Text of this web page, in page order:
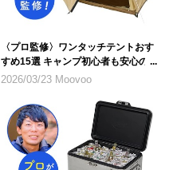
〈プロ監修〉ワンタッチテントおす
すめ15選 キャンプ初心者も安心の
人気モデル
2026/03/23 Moovoo